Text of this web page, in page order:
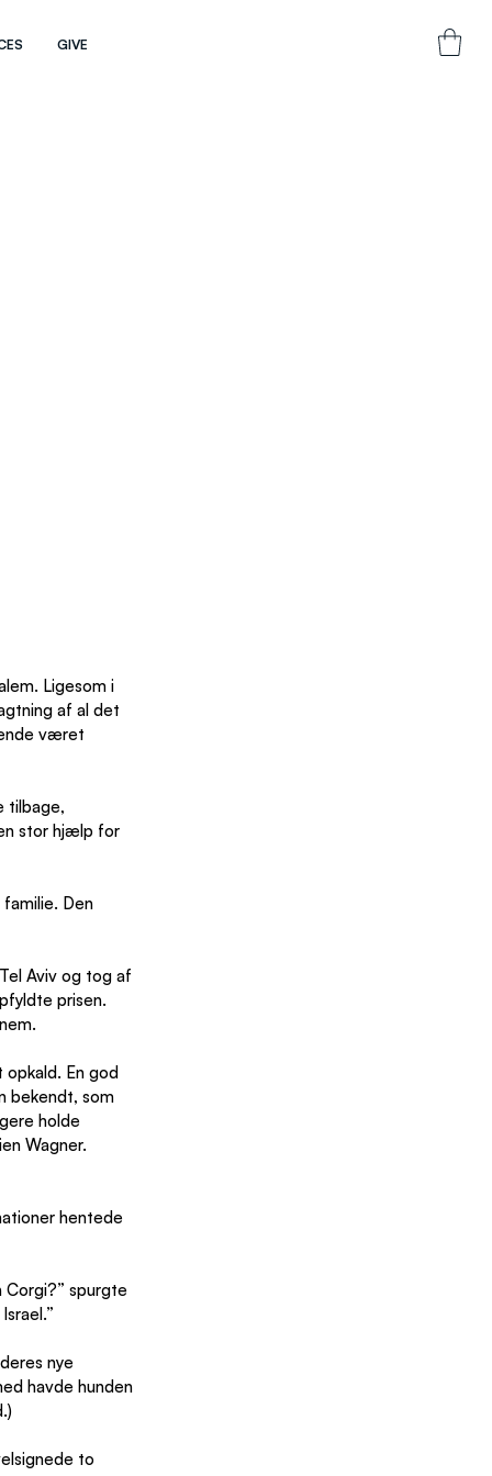
GIVE
Ligesom i
af al det
været
tilbage,
stor hjælp for
Den
Aviv og tog af
prisen.
En god
bekendt, som
holde
Wagner.
hentede
spurgte
nye
havde hunden
to